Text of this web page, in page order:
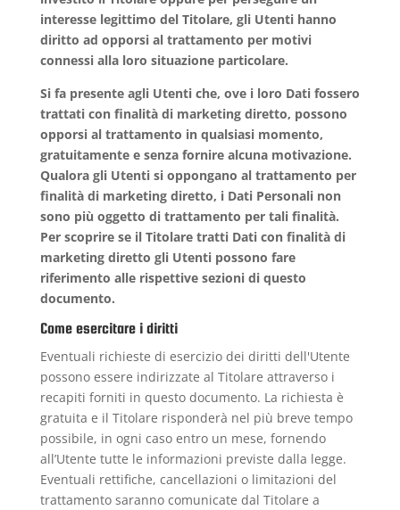
interesse legittimo del Titolare, gli Utenti hanno
diritto ad opporsi al trattamento per motivi
connessi alla loro situazione particolare.
Si fa presente agli Utenti che, ove i loro Dati fossero
trattati con finalità di marketing diretto, possono
opporsi al trattamento in qualsiasi momento,
gratuitamente e senza fornire alcuna motivazione.
Qualora gli Utenti si oppongano al trattamento per
finalità di marketing diretto, i Dati Personali non
sono più oggetto di trattamento per tali finalità.
Per scoprire se il Titolare tratti Dati con finalità di
marketing diretto gli Utenti possono fare
riferimento alle rispettive sezioni di questo
documento.
Come esercitare i diritti
Eventuali richieste di esercizio dei diritti dell'Utente
possono essere indirizzate al Titolare attraverso i
recapiti forniti in questo documento. La richiesta è
gratuita e il Titolare risponderà nel più breve tempo
possibile, in ogni caso entro un mese, fornendo
all’Utente tutte le informazioni previste dalla legge.
Eventuali rettifiche, cancellazioni o limitazioni del
trattamento saranno comunicate dal Titolare a